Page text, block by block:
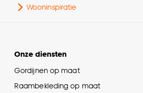
Wooninspiratie
Onze diensten
Gordijnen op maat
Raambekleding op maat